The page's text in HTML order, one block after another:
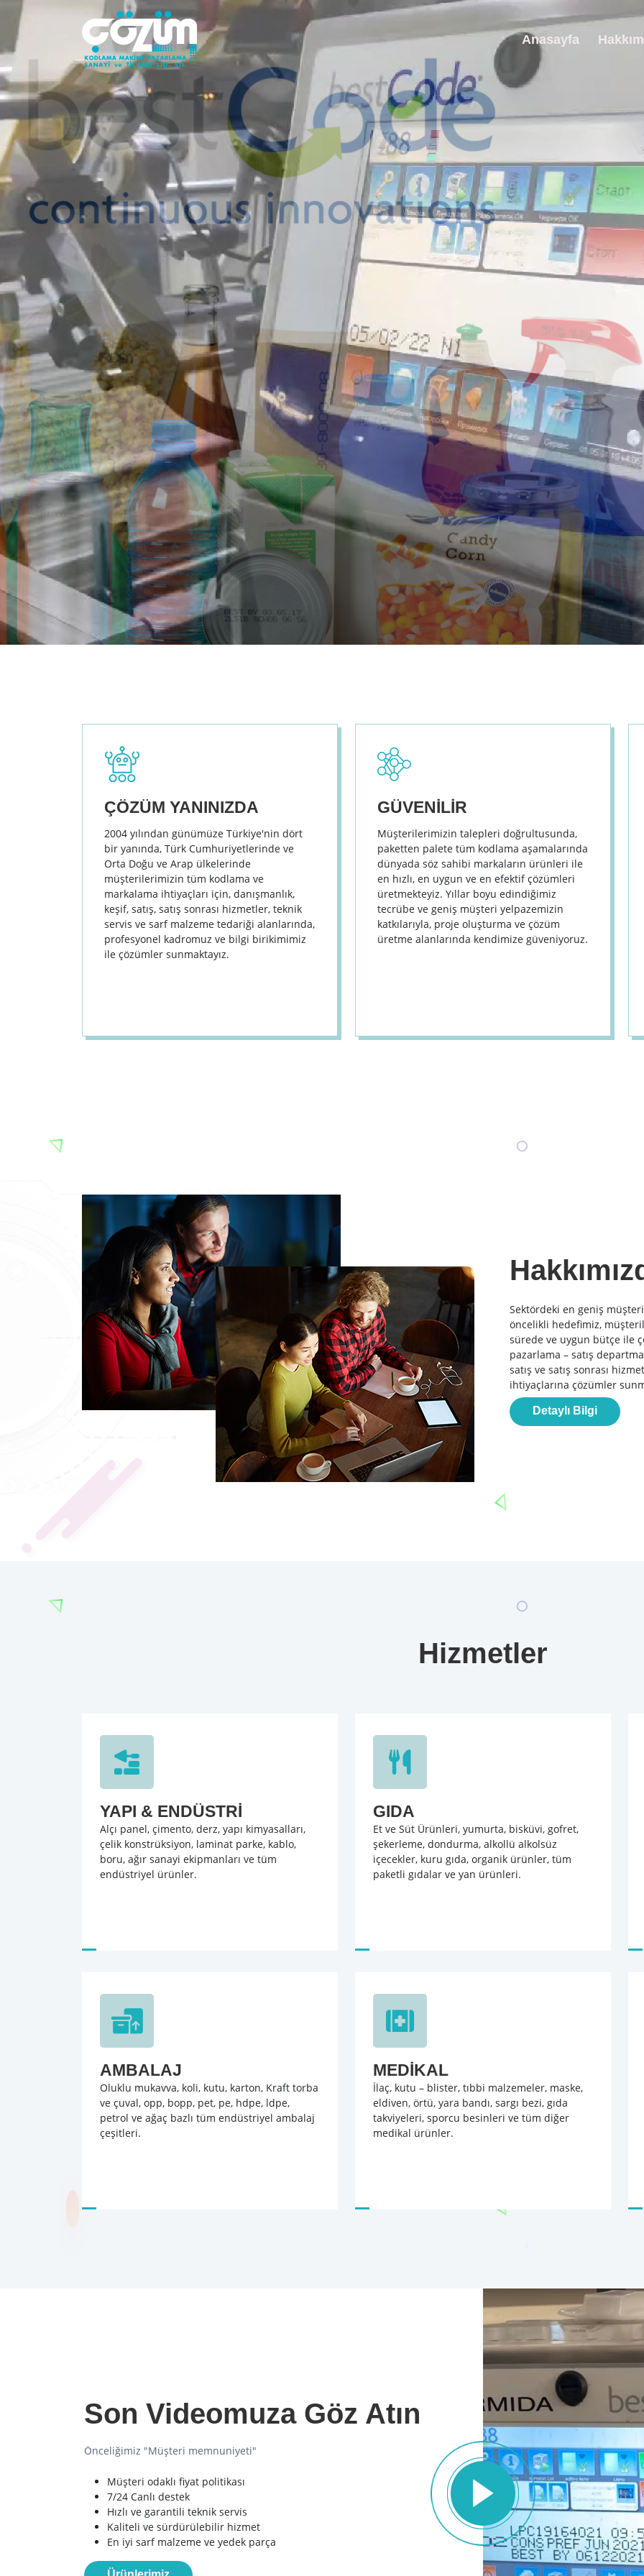
Anasayfa
BESTCODE
TÜRKİYE
DİSTRÜBÜTÖRÜ!
Daha Fazla
ÇÖZÜM YANINIZDA
2004 yılından günümüze Türkiye'nin dört
bir yanında, Türk Cumhuriyetlerinde ve
Orta Doğu ve Arap ülkelerinde
müşterilerimizin tüm kodlama ve
markalama ihtiyaçları için, danışmanlık,
keşif, satış, satış sonrası hizmetler, teknik
servis ve sarf malzeme tedariği alanlarında,
profesyonel kadromuz ve bilgi birikimimiz
ile çözümler sunmaktayız.
GÜVENİLİR
Müşterilerimizin talepleri doğrultusunda,
paketten palete tüm kodlama aşamalarında
dünyada söz sahibi markaların ürünleri ile
en hızlı, en uygun ve en efektif çözümleri
üretmekteyiz. Yıllar boyu edindiğimiz
tecrübe ve geniş müşteri yelpazemizin
katkılarıyla, proje oluşturma ve çözüm
üretme alanlarında kendimize güveniyoruz.
Sektördeki en geniş
öncelikli hedefimiz,
sürede ve uygun bütçe ile
pazarlama – satış
satış ve satış sonrası
ihtiyaçlarına çözümler
Detaylı Bilgi
Hizmetler
YAPI & ENDÜSTRİ
Alçı panel, çimento, derz, yapı kimyasalları,
çelik konstrüksiyon, laminat parke, kablo,
boru, ağır sanayi ekipmanları ve tüm
endüstriyel ürünler.
GIDA
Et ve Süt Ürünleri, yumurta, bisküvi, gofret,
şekerleme, dondurma, alkollü alkolsüz
içecekler, kuru gıda, organik ürünler, tüm
paketli gıdalar ve yan ürünleri.
AMBALAJ
Oluklu mukavva, koli, kutu, karton, Kraft torba
ve çuval, opp, bopp, pet, pe, hdpe, ldpe,
petrol ve ağaç bazlı tüm endüstriyel ambalaj
çeşitleri.
MEDİKAL
İlaç, kutu – blister, tıbbi malzemeler, maske,
eldiven, örtü, yara bandı, sargı bezi, gıda
takviyeleri, sporcu besinleri ve tüm diğer
medikal ürünler.
Son Videomuza Göz Atın
Önceliğimiz "Müşteri memnuniyeti"
Müşteri odaklı fiyat politikası
7/24 Canlı destek
Hızlı ve garantili teknik servis
Kaliteli ve sürdürülebilir hizmet
En iyi sarf malzeme ve yedek parça